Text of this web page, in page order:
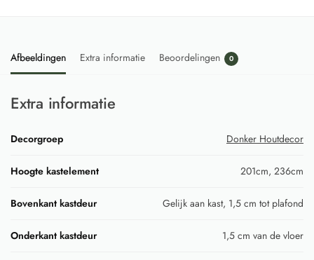
Afbeeldingen Extra informatie Beoordelingen 0
Extra informatie
Decorgroep Donker Houtdecor
Hoogte kastelement 201cm, 236cm
Bovenkant kastdeur Gelijk aan kast, 1,5 cm tot plafond
Onderkant kastdeur 1,5 cm van de vloer